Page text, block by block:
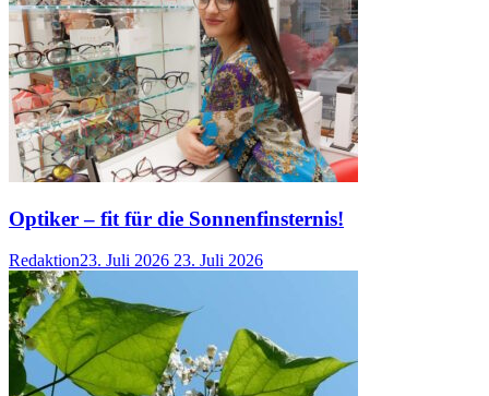
Optiker – fit für die Sonnenfinsternis!
Redaktion23. Juli 2026 23. Juli 2026